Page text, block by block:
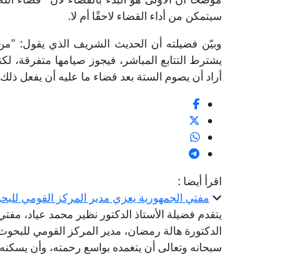
سيتمكن من أداء القضاء لاحقًا أم لا.
وبيّن فضيلته أن الحديث الشريف الذي
يشترط التتابع المباشر، فيجوز صيامها
أراد أن يصوم الستة بعد قضاء ما عليه أن يفعل
اقرأ أيضا :
مفتي الجمهورية يعزي مدير المركز القومي
يتقدم فضيلة الأستاذ الدكتور نظير محمد عياد،
الدكتورة هالة رمضان، مدير المركز القومي للبحوث
سبحانه وتعالى أن يتغمده بواسع رحمته، وأن